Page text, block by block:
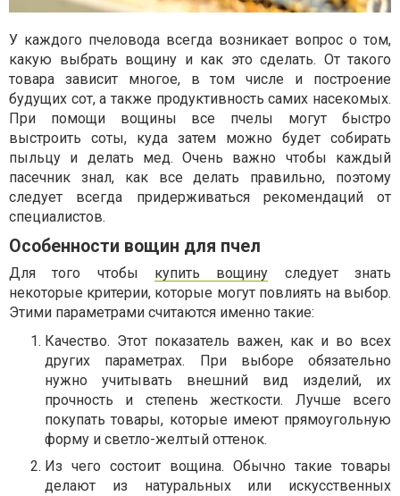
У каждого пчеловода всегда возникает вопрос о том,
какую выбрать вощину и как это сделать. От такого
товара зависит многое, в том числе и построение
будущих сот, а также продуктивность самих насекомых.
При помощи вощины все пчелы могут быстро
выстроить соты, куда затем можно будет собирать
пыльцу и делать мед. Очень важно чтобы каждый
пасечник знал, как все делать правильно, поэтому
следует всегда придерживаться рекомендаций от
специалистов.
Особенности вощин для пчел
Для того чтобы купить вощину следует знать
некоторые критерии, которые могут повлиять на выбор.
Этими параметрами считаются именно такие:
Качество. Этот показатель важен, как и во всех
других параметрах. При выборе обязательно
нужно учитывать внешний вид изделий, их
прочность и степень жесткости. Лучше всего
покупать товары, которые имеют прямоугольную
форму и светло-желтый оттенок.
Из чего состоит вощина. Обычно такие товары
делают из натуральных или искусственных